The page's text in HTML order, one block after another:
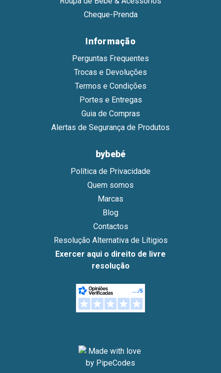
Cheque-Prenda
Informação
Perguntas Frequentes
Trocas e Devoluções
Termos e Condições
Portes e Entregas
Guia de Compras
Alertas de Segurança de Produtos
bybebé
Política de Privacidade
Quem somos
Marcas
Blog
Contactos
Resolução Alternativa de Lítigios
Exercer aqui o direito de livre
resolução